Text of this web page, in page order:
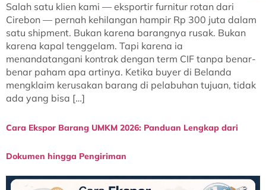
Salah satu klien kami — eksportir furnitur rotan dari
Cirebon — pernah kehilangan hampir Rp 300 juta dalam
satu shipment. Bukan karena barangnya rusak. Bukan
karena kapal tenggelam. Tapi karena ia
menandatangani kontrak dengan term CIF tanpa benar-
benar paham apa artinya. Ketika buyer di Belanda
mengklaim kerusakan barang di pelabuhan tujuan, tidak
ada yang bisa […]
Cara Ekspor Barang UMKM 2026: Panduan Lengkap dari
Dokumen hingga Pengiriman